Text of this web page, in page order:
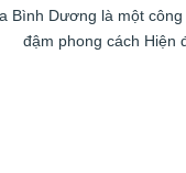
Bình Dương là một
đậm phong cách Hiện